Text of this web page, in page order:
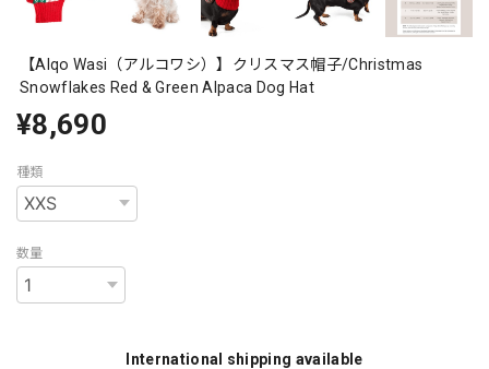
【Alqo Wasi（アルコワシ）】クリスマス帽子/Christmas
Snowflakes Red & Green Alpaca Dog Hat
¥8,690
種類
数量
International shipping available